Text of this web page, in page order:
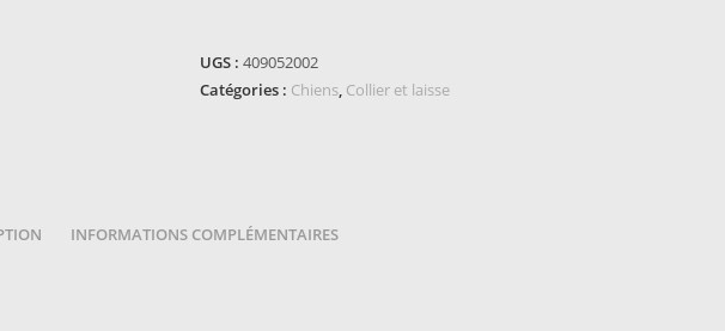
chien
EQUITHÈME
UGS :409052002
Catégories : Chiens, Collier et laisse
INFORMATIONS COMPLÉMENTAIRES